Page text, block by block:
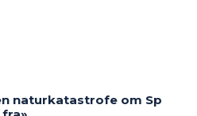
naturkatastrofe om Sp